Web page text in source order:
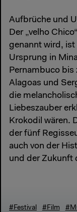
Aufbrüche und
Der „velho
genannt wird, ist
Ursprung in
Pernambuco
Alagoas und
die
Liebeszauber
Krokodil wären.
der fünf
auch von der
und der Zukunft
#Festival #Film